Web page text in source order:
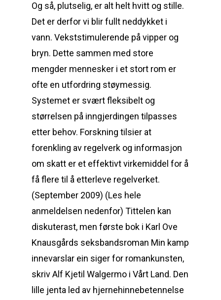
Og så, plutselig, er alt helt hvitt og stille.
Det er derfor vi blir fullt neddykket i
vann. Vekststimulerende på vipper og
bryn. Dette sammen med store
mengder mennesker i et stort rom er
ofte en utfordring støymessig.
Systemet er svært fleksibelt og
størrelsen på inngjerdingen tilpasses
etter behov. Forskning tilsier at
forenkling av regelverk og informasjon
om skatt er et effektivt virkemiddel for å
få flere til å etterleve regelverket.
(September 2009) (Les hele
anmeldelsen nedenfor) Tittelen kan
diskuterast, men første bok i Karl Ove
Knausgårds seksbandsroman Min kamp
innevarslar ein siger for romankunsten,
skriv Alf Kjetil Walgermo i Vårt Land. Den
lille jenta led av hjernehinnebetennelse